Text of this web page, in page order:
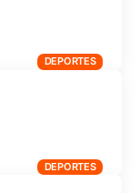
DEPORTES
DEPORTES